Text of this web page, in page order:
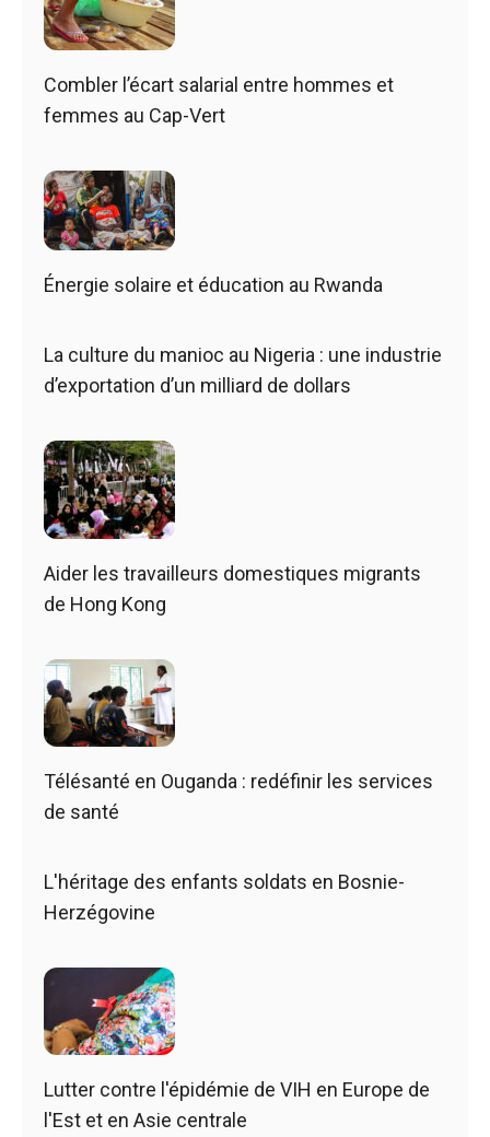
Combler l’écart salarial entre hommes et
femmes au Cap-Vert
Énergie solaire et éducation au Rwanda
La culture du manioc au Nigeria : une industrie
d’exportation d’un milliard de dollars
Aider les travailleurs domestiques migrants
de Hong Kong
Télésanté en Ouganda : redéfinir les services
de santé
L'héritage des enfants soldats en Bosnie-
Herzégovine
Lutter contre l'épidémie de VIH en Europe de
l'Est et en Asie centrale